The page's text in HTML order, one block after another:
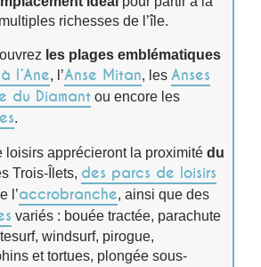
richesses de l’île.
les plages emblématiques
l’Ane, l’Anse Mitan, les Anses
du Diamant ou encore les
.
loisirs apprécieront la proximité du
Trois-Îlets, des parcs de loisirs
l’accrobranche, ainsi que des
variés : bouée tractée, parachute
windsurf, pirogue,
et tortues, plongée sous-